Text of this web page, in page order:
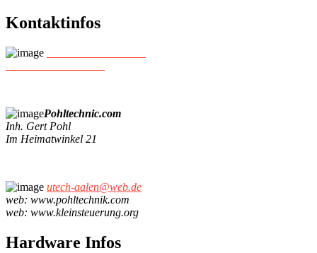
Kontaktinfos
Pohltechnic.com
Inh. Gert Pohl
Im Heimatwinkel 21
utech-aalen@web.de
web: www.pohltechnik.com
web: www.kleinsteuerung.org
Hardware Infos